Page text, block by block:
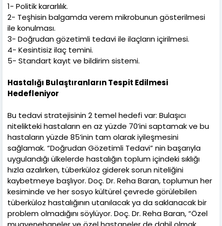
1- Politik kararlılık.
2- Teşhisin balgamda verem mikrobunun gösterilmesi
ile konulması.
3- Doğrudan gözetimli tedavi ile ilaçların içirilmesi.
4- Kesintisiz ilaç temini.
5- Standart kayıt ve bildirim sistemi.
Hastalığı Bulaştıranların Tespit Edilmesi
Hedefleniyor
Bu tedavi stratejisinin 2 temel hedefi var: Bulaşıcı
nitelikteki hastaların en az yüzde 70’ini saptamak ve bu
hastaların yüzde 85’inin tam olarak iyileşmesini
sağlamak. “Doğrudan Gözetimli Tedavi” nin başarıyla
uygulandığı ülkelerde hastalığın toplum içindeki sıklığı
hızla azalırken, tüberküloz giderek sorun niteliğini
kaybetmeye başlıyor. Doç. Dr. Reha Baran, toplumun her
kesiminde ve her sosyo kültürel çevrede görülebilen
tüberküloz hastalığının utanılacak ya da saklanacak bir
problem olmadığını söylüyor. Doç. Dr. Reha Baran, “Özel